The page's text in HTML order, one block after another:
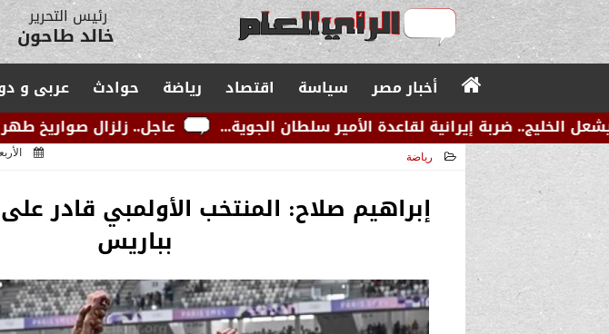
مدير التحرير
يوسف قبودان
أخبار مصر سياسة اقتصاد رياضة حوادث عربى و
عاجل.. زلزال صواريخ طهران يحرق ”تل لقاعدة الأمير سلطان الجوية...
رياضة الأربعاء،
إبراهيم صلاح: المنتخب الأولمبي قادر
بباريس